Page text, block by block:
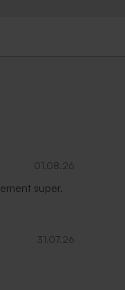
01.08.26
super.
31.07.26